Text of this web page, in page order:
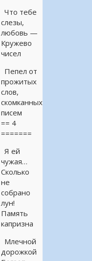
Что тебе
слезы,
любовь —
Кружево
чисел
Пепел от
прожитых
слов,
скомканных
писем
== 4
=======
Я ей
чужая…
Сколько
не
собрано
лун!
Память
капризна
Млечной
дорожкой